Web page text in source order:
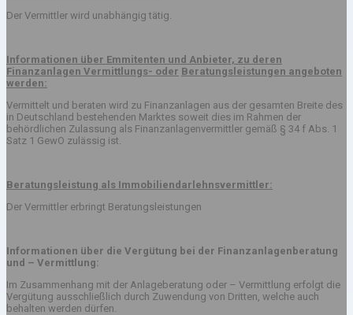
Der Vermittler wird unabhängig tätig.
Informationen über Emmitenten und Anbieter, zu deren
Finanzanlagen Vermittlungs- oder Beratungsleistungen angeboten
werden:
Vermittelt und beraten wird zu Finanzanlagen aus der gesamten Breite des
in Deutschland bestehenden Marktes soweit dies im Rahmen der
behördlichen Zulassung als Finanzanlagenvermittler gemäß § 34 f Abs. 1
Satz 1 GewO zulässig ist.
Beratungsleistung als Immobiliendarlehnsvermittler:
Der Vermittler erbringt Beratungsleistungen
Informationen über die Vergütung bei der Finanzanlagenberatung
und – Vermittlung:
Im Zusammenhang mit der Anlageberatung oder – Vermittlung erfolgt die
Vergütung ausschließlich durch Zuwendung von Dritten, welche auch
behalten werden dürfen.